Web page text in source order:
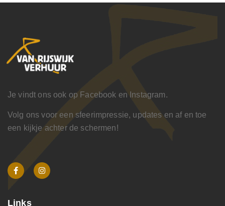
Je vindt ons ook op Facebook en Instagram.
Volg ons voor een sfeerimpressie, updates en af en toe
een kijkje achter de schermen!
Links